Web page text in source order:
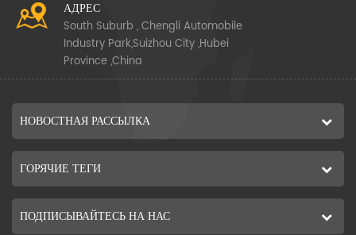
АДРЕС
South Suburb , Chengli Automobile
Industry Park,Suizhou City ,Hubei
Province ,China
НОВОСТНАЯ РАССЫЛКА
ГОРЯЧИЕ ТЕГИ
ПОДПИСЫВАЙТЕСЬ НА НАС